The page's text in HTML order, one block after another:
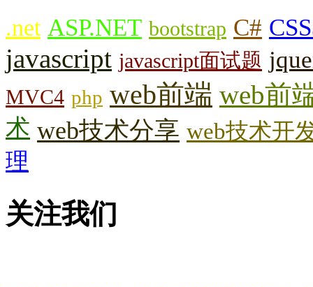
.net ASP.NET bootstrap C#
javascript javascript面试题
MVC4 php web前端 web前
术 web技术分享 web技术开
理
关注我们